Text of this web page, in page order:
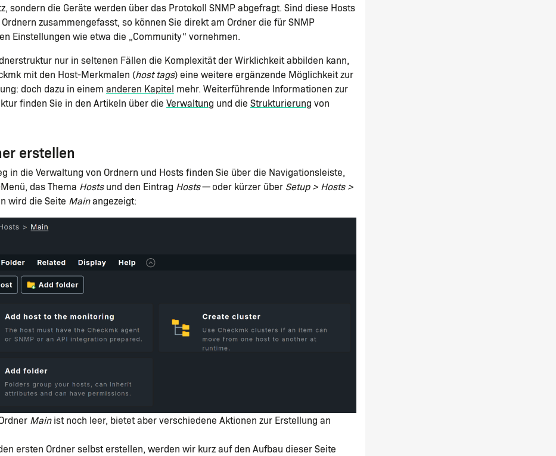
sondern die Geräte werden über das Protokoll SNMP abgefragt. Sind diese Hosts
zusammengefasst, so können Sie direkt am Ordner die für SNMP
Einstellungen wie etwa die „Community“ vornehmen.
nur in seltenen Fällen die Komplexität der Wirklichkeit abbilden kann,
mit den Host-Merkmalen (host tags) eine weitere ergänzende Möglichkeit zur
doch dazu in einem anderen Kapitel mehr. Weiterführende Informationen zur
finden Sie in den Artikeln über die Verwaltung und die Strukturierung von
erstellen
in die Verwaltung von Ordnern und Hosts finden Sie über die Navigationsleiste,
das Thema Hostsund den Eintrag Hosts— oder kürzer über Setup > Hosts >
wird die Seite Mainangezeigt:
Mainist noch leer, bietet aber verschiedene Aktionen zur Erstellung an
ersten Ordner selbst erstellen, werden wir kurz auf den Aufbau dieser Seite